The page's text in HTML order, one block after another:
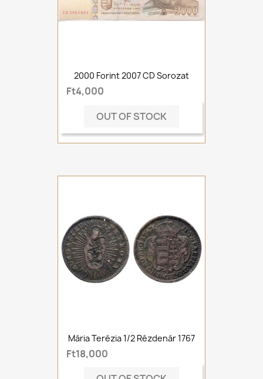
2000 Forint 2007 CD Sorozat
Ft4,000
OUT OF STOCK
Mária Terézia 1/2 Rézdenár 1767
Ft18,000